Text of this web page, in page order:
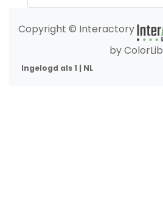
Copyright © Interactory
by ColorLib
Ingelogd als 1 | NL